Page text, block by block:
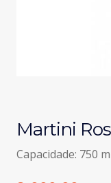
Martini
Capacidade: 750